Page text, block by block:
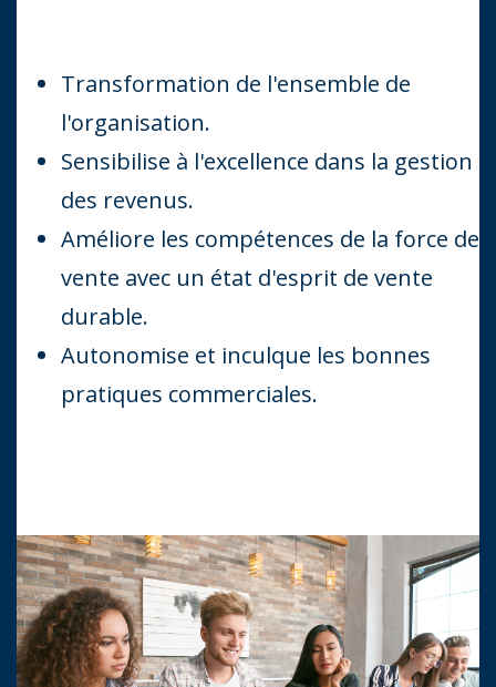
Transformation de l'ensemble de
l'organisation.
Sensibilise à l'excellence dans la gestion
des revenus.
Améliore les compétences de la force de
vente avec un état d'esprit de vente
durable.
Autonomise et inculque les bonnes
pratiques commerciales.